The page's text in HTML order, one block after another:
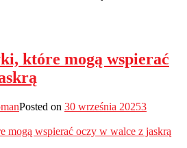
które mogą wspierać
Posted on 30 września 20253